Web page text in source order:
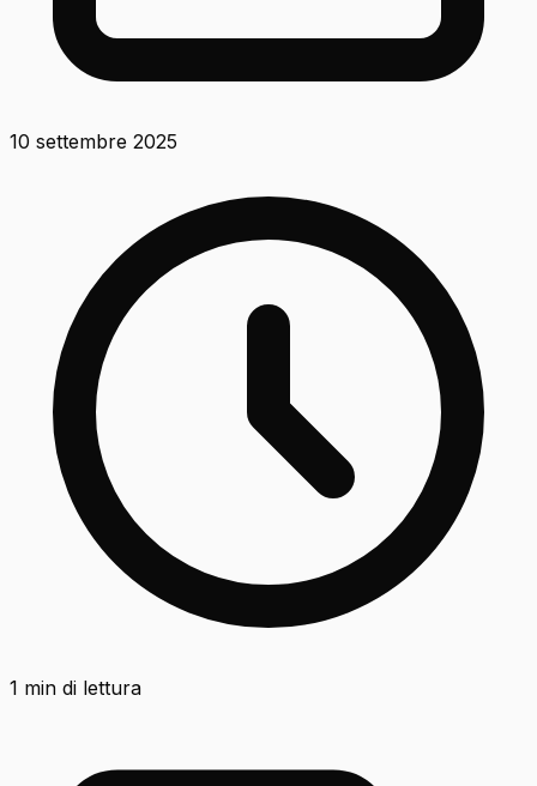
10 settembre 2025
1 min di lettura